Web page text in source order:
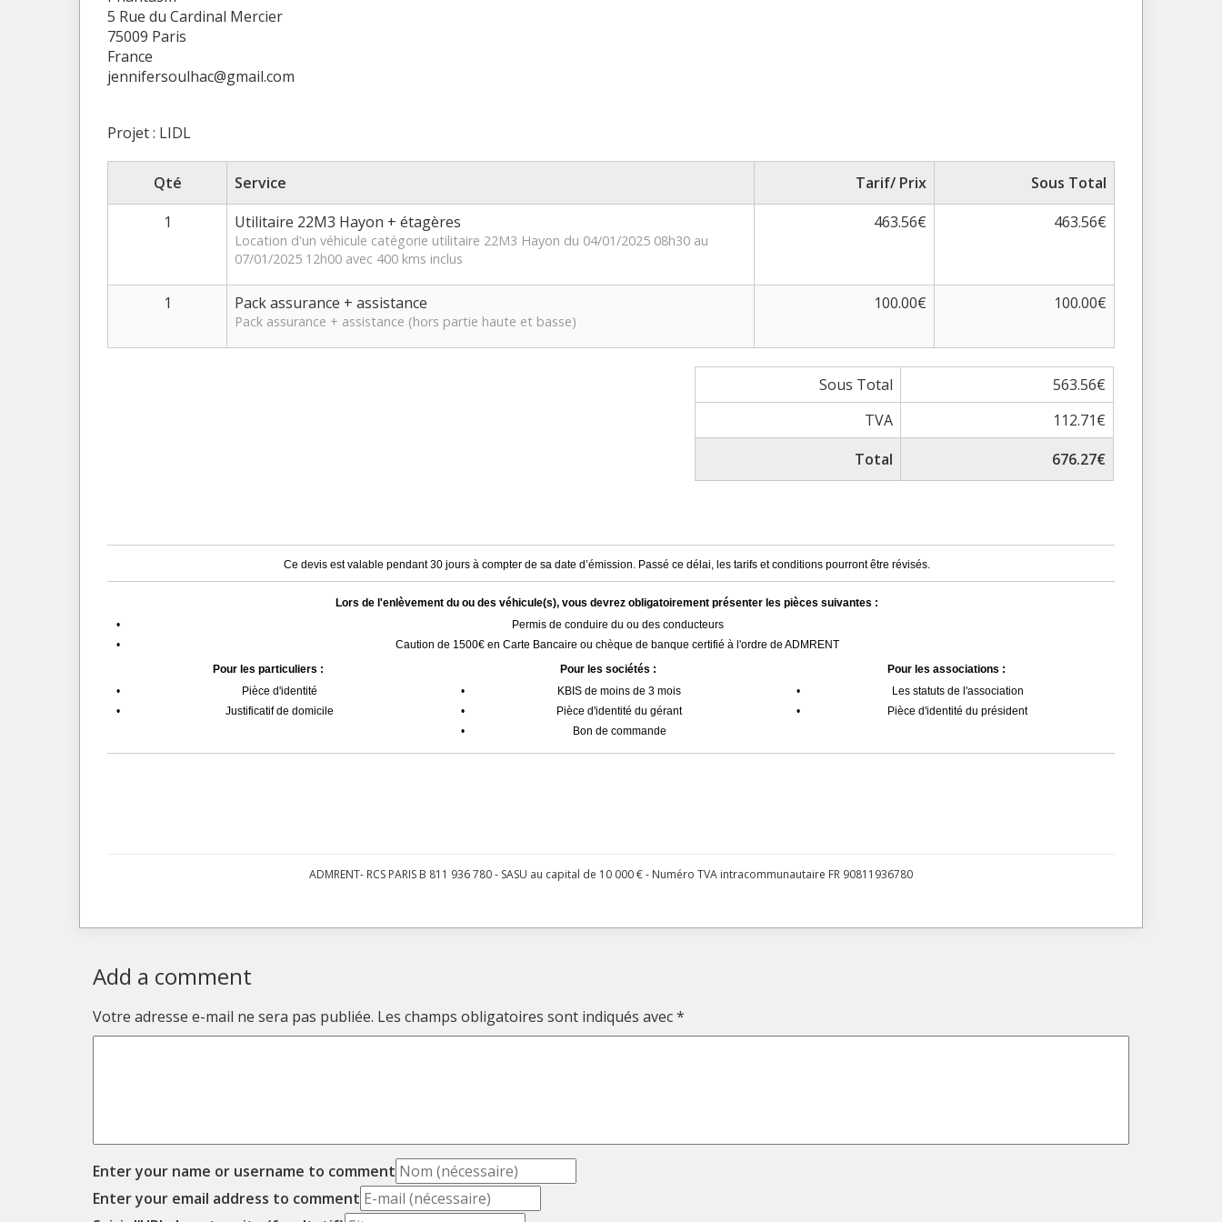
5 Rue du Cardinal Mercier
75009 Paris
France
jennifersoulhac@gmail.com
Projet : LIDL
Qté Service Tarif/ Prix
Sous Total
1
Utilitaire 22M3 Hayon + étagères
Location d'un véhicule catégorie utilitaire 22M3 Hayon du 04/01/2025 08h30 au
07/01/2025 12h00 avec 400 kms inclus
463.56€ 463.56€
1 Pack assurance + assistance
Pack assurance + assistance (hors partie haute et basse)
100.00€ 100.00€
Sous Total
563.56€
TVA
112.71€
Total
676.27€
Ce devis est valable pendant 30 jours à compter de sa date d’émission. Passé ce délai, les tarifs et conditions pourront être révisés.
Lors de l'enlèvement du ou des véhicule(s), vous devrez obligatoirement présenter les pièces suivantes :
•
Permis de conduire du ou des conducteurs
•
Caution de 1500€ en Carte Bancaire ou chèque de banque certifié à l'ordre de ADMRENT
Pour les particuliers :
•
Pièce d'identité
•
Justificatif de domicile
Pour les sociétés :
•
KBIS de moins de 3 mois
•
Pièce d'identité du gérant
•
Bon de commande
Pour les associations :
•
Les statuts de l'association
•
Pièce d'identité du président
ADMRENT- RCS PARIS B 811 936 780 - SASU au capital de 10 000 € - Numéro TVA intracommunautaire FR 90811936780
Add a comment
Votre adresse e-mail ne sera pas publiée. Les champs obligatoires sont indiqués avec*
Enter your name or username to comment
Enter your email address to comment